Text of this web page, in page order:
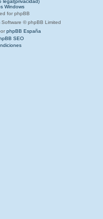
Windows
for phpBB
Software © phpBB Limited
phpBB España
SEO